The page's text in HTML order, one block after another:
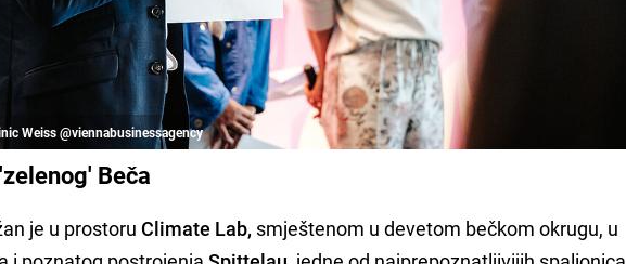
Weiss @viennabusinessagency
Beča
je u prostoruClimate Lab, smještenom u devetom bečkom okrugu, u